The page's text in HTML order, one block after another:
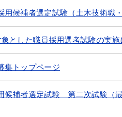
候補者選定試験（土木技術職
とした職員採用選考試験の実施
集トップページ
候補者選定試験 第二次試験（